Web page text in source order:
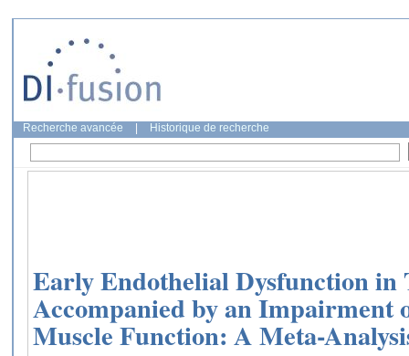
Recherche avancée Historique de recherche
Early Endothelial Dysfunction in
Accompanied by an Impairment
Muscle Function: A Meta-